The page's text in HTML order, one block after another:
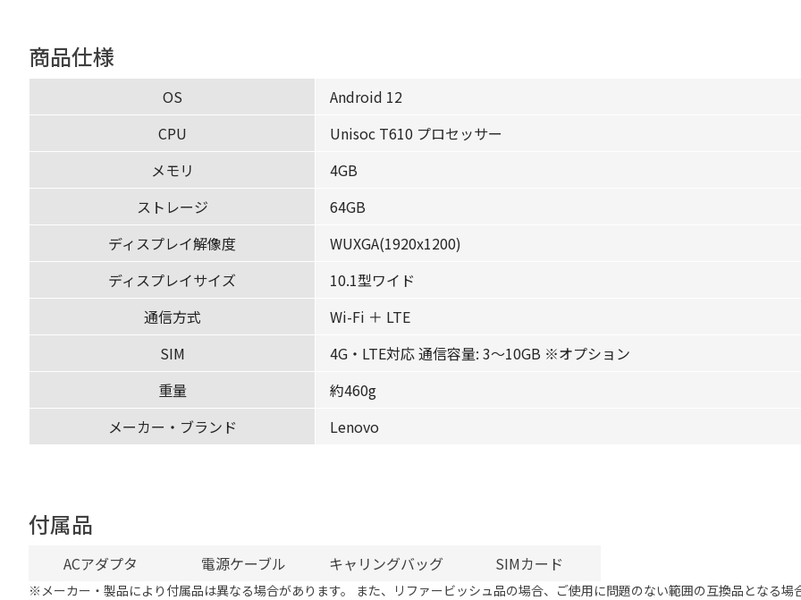
商品仕様
OS
Android 12
CPU
Unisoc T610 プロセッサー
メモリ
4GB
ストレージ
64GB
ディスプレイ解像度
WUXGA(1920x1200)
ディスプレイサイズ
10.1型ワイド
通信方式
Wi-Fi ＋ LTE
SIM
4G・LTE対応 通信容量: 3〜10GB ※オプション
重量
約460g
メーカー・ブランド
Lenovo
付属品
ACアダプタ 電源ケーブル キャリングバッグ SIMカード
※メーカー・製品により付属品は異なる場合があります。 また、リファービッシュ品の場合、ご使用に問題のない範囲の互換品となる